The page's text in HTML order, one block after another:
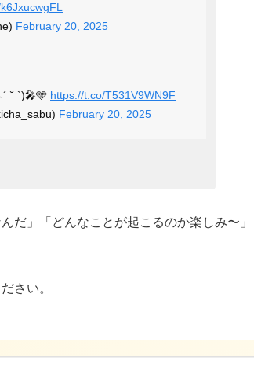
February 20, 2025
˘ `)︎🎤🩵 https://t.co/T531V9WN9F
February 20, 2025
だ」「どんなことが起こるのか楽しみ〜」
さい。